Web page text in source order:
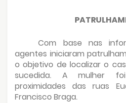
Com base nas
agentes iniciaram
o objetivo de localizar o
sucedida. A mulher
proximidades das ruas
Francisco Braga.